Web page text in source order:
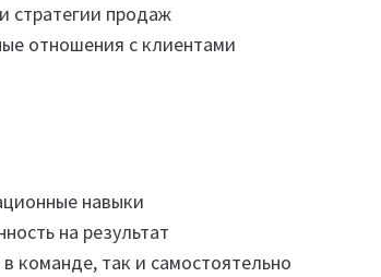
стратегии продаж
отношения с клиентами
навыки
на результат
команде, так и самостоятельно